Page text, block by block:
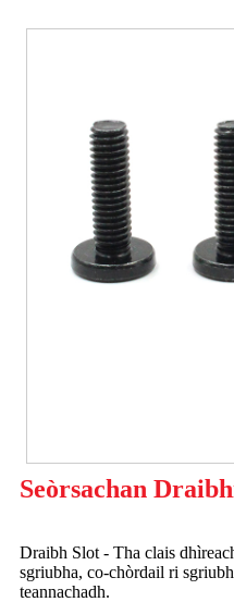
Seòrsachan
Draibh Slot - Tha clais
sgriubha, co-chòrdail ri
teannachadh.